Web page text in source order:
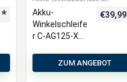
Akku-
Winkelschleife
r C-AG125-X
Schleifscheib
en Ø125mm |
€39,99
ZUM ANGEBOT